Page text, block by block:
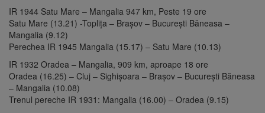
IR 1944 Satu Mare – Mangalia 947 km, Peste 19 ore
Satu Mare (13.21) -Toplița – Brașov – București Băneasa –
Mangalia (9.12)
Perechea IR 1945 Mangalia (15.17) – Satu Mare (10.13)
IR 1932 Oradea – Mangalia, 909 km, aproape 18 ore
Oradea (16.25) – Cluj – Sighișoara – Brașov – București Băneasa
– Mangalia (10.08)
Trenul pereche IR 1931: Mangalia (16.00) – Oradea (9.15)